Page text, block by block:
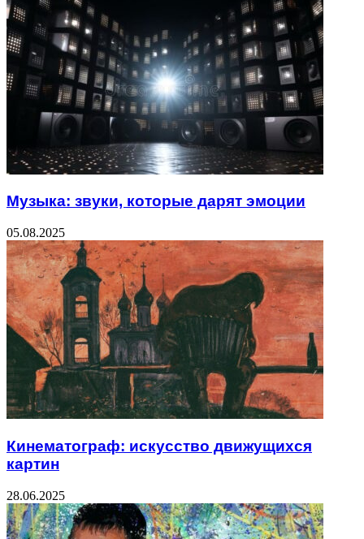
Музыка: звуки, которые дарят эмоции
05.08.2025
Кинематограф: искусство движущихся
картин
28.06.2025